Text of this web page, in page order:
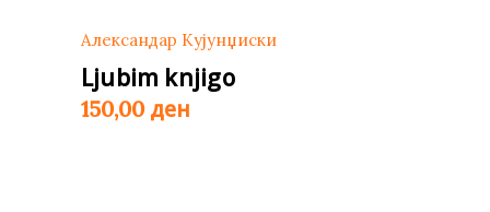
Александар Кујунџиски
Ljubim knjigo
150,00 ден